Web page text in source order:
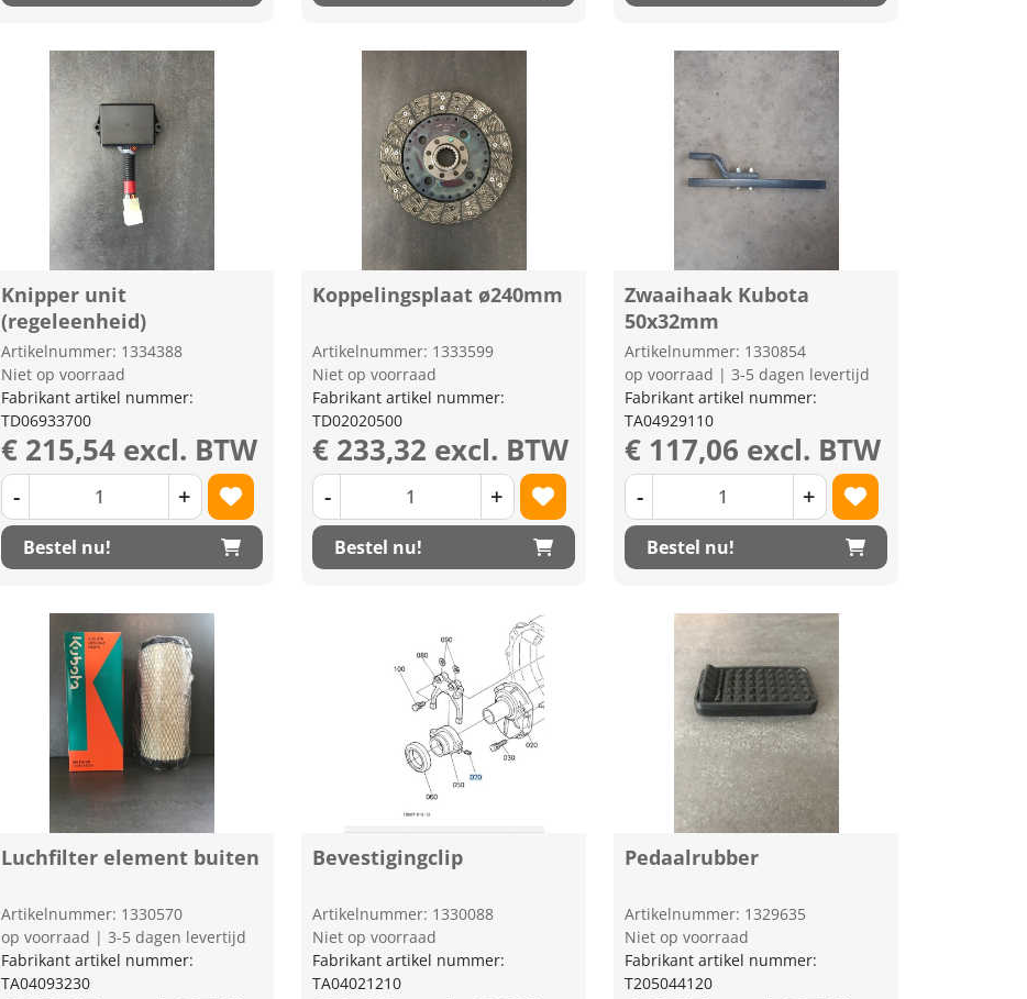
Knipper unit
(regeleenheid)
Artikelnummer: 1334388
Niet op voorraad
Fabrikant artikel nummer:
TD06933700
€ 215,54 excl. BTW
- +
Bestel nu!
Koppelingsplaat ø240mm
Artikelnummer: 1333599
Niet op voorraad
Fabrikant artikel nummer:
TD02020500
€ 233,32 excl. BTW
- +
Bestel nu!
Zwaaihaak Kubota
50x32mm
Artikelnummer: 1330854
op voorraad | 3-5 dagen levertijd
Fabrikant artikel nummer:
TA04929110
€ 117,06 excl. BTW
- +
Bestel nu!
Luchfilter element buiten
Artikelnummer: 1330570
op voorraad | 3-5 dagen levertijd
Fabrikant artikel nummer:
TA04093230
Bevestigingclip
Artikelnummer: 1330088
Niet op voorraad
Fabrikant artikel nummer:
TA04021210
Pedaalrubber
Artikelnummer: 1329635
Niet op voorraad
Fabrikant artikel nummer:
T205044120